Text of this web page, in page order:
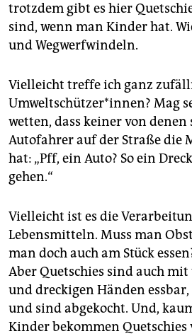
trotzdem gibt es hier
sind, wenn man Kinder hat.
und Wegwerfwindeln.
Vielleicht treffe ich ganz
Umweltschützer*innen? Mag
wetten, dass keiner von
Autofahrer auf der Straße die
hat: „Pff, ein Auto? So ein
gehen.“
Vielleicht ist es die
Lebensmitteln. Muss man
man doch auch am Stück
Aber Quetschies sind auch
und dreckigen Händen
und sind abgekocht. Und,
Kinder bekommen